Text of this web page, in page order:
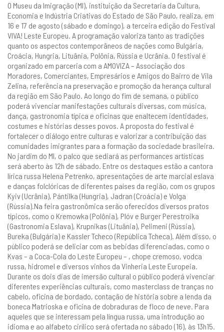
O Museu da Imigração (MI), instituição da Secretaria da Cultura,
Economia e Indústria Criativas do Estado de São Paulo, realiza, em
16 e 17 de agosto (sábado e domingo), a terceira edição do Festival
VIVA! Leste Europeu. A programação valoriza tanto as tradições
quanto os aspectos contemporâneos de nações como Bulgária,
Croácia, Hungria, Lituânia, Polônia, Rússia e Ucrânia. O festival é
organizado em parceria com a AMOVIZA – Associação dos
Moradores, Comerciantes, Empresários e Amigos do Bairro de Vila
Zelina, referência na preservação e promoção da herança cultural
da região em São Paulo. Ao longo do fim de semana, o público
poderá vivenciar manifestações culturais diversas, com música,
dança, gastronomia típica e oficinas que enaltecem identidades,
costumes e histórias desses povos. A proposta do festival é
fortalecer o diálogo entre culturas e valorizar a contribuição das
comunidades imigrantes para a formação da sociedade brasileira.
No jardim do MI, o palco que sediará as performances artísticas
será aberto às 12h de sábado. Entre os destaques estão a cantora
lírica russa Helena Petrenko, apresentações de arte marcial eslava
e danças folclóricas de diferentes países da região, com os grupos
Kyiv (Ucrânia), Pántilka (Hungria), Jadran (Croácia) e Volga
(Rússia).Na feira gastronômica serão oferecidos diversos pratos
típicos, como o Kremowka (Polônia), Plóv e Burger Perestroika
(Gastronomia Eslava), Krupnikas (Lituânia), Pelimeni (Rússia),
Bureka (Bulgária) e Kassler Tcheco (República Tcheca). Além disso, o
público poderá se deliciar com as bebidas diferenciadas, como o
Kvas – a Coca-Cola do Leste Europeu – , chope cremoso, vodca
russa, hidromel e diversos vinhos da Vinheria Leste Europeia.
Durante os dois dias de imersão cultural o público poderá vivenciar
diferentes experiências culturais, como masterclass de tranças no
cabelo, oficina de bordado, contação de história sobre a lenda da
boneca Matrioska e oficina de dobraduras de floco de neve. Para
aqueles que se interessam pela língua russa, uma introdução ao
idioma e ao alfabeto cirílico será ofertada no sábado (16), às 13h15.